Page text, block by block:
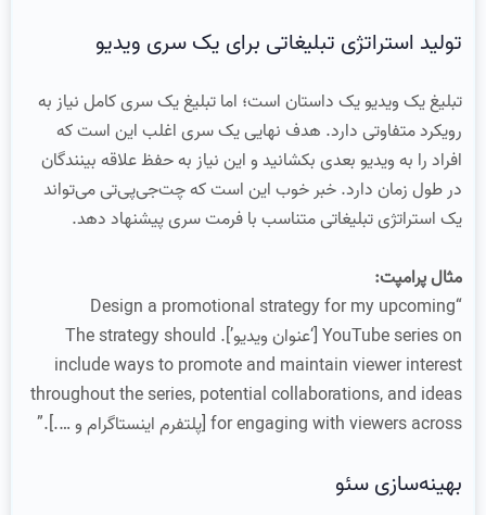
تولید استراتژی تبلیغاتی برای یک سری ویدیو
تبلیغ یک ویدیو یک داستان است؛ اما تبلیغ یک سری کامل نیاز به
رویکرد متفاوتی دارد. هدف نهایی یک سری اغلب این است که
افراد را به ویدیو بعدی بکشانید و این نیاز به حفظ علاقه بینندگان
در طول زمان دارد. خبر خوب این است که چت‌جی‌پی‌تی می‌تواند
یک استراتژی تبلیغاتی متناسب با فرمت سری پیشنهاد دهد.
مثال پرامپت:
“Design a promotional strategy for my upcoming
YouTube series on [‘عنوان ویدیو’]. The strategy should
include ways to promote and maintain viewer interest
throughout the series, potential collaborations, and ideas
for engaging with viewers across [پلتفرم اینستاگرام و ….].”
بهینه‌سازی سئو